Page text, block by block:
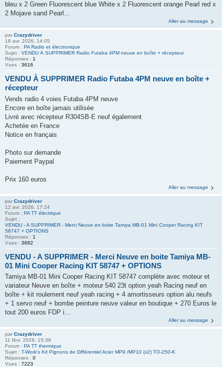
bleu x 2 Green Fluorescent blue White x 2 Fluorescent orange Pearl red x
2 Mojave sand Pearl...
Aller au message
par Crazydriver
18 avr. 2026, 14:05
Forum : PA Radio et électronique
Sujet : VENDU À SUPPRIMER Radio Futaba 4PM neuve en boîte + récepteur
Réponses : 1
Vues : 3616
VENDU À SUPPRIMER Radio Futaba 4PM neuve en boîte +
récepteur
Vends radio 4 voies Futaba 4PM neuve
Encore en boîte jamais utilisée
Livré avec récepteur R304SB-E neuf également
Achetée en France
Notice en français
Photo sur demande
Paiement Paypal
Prix 160 euros
Aller au message
par Crazydriver
12 avr. 2026, 17:24
Forum : PA TT électrique
Sujet :
VENDU - A SUPPRIMER - Merci Neuve en boite Tamiya MB-01 Mini Cooper Racing KIT
58747 + OPTIONS
Réponses : 1
Vues : 3682
VENDU - A SUPPRIMER - Merci Neuve en boite Tamiya MB-
01 Mini Cooper Racing KIT 58747 + OPTIONS
Tamiya MB-01 Mini Cooper Racing KIT 58747 complète avec moteur et
variateur Neuve en boîte + moteur 540 23t option yeah Racing neuf en
boîte + kit roulement neuf yeah racing + 4 amortisseurs option alu neufs
+ 1 servo neuf + bombe peinture neuve valeur en boutique + 270 Euros le
tout 200 euros FDP i...
Aller au message
par Crazydriver
11 févr. 2026, 15:39
Forum : PA TT thermique
Sujet : T-Work's Kit Pignons de Différentiel Acier MP9 /MP10 (x2) TO-250-K
Réponses : 0
Vues : 7223